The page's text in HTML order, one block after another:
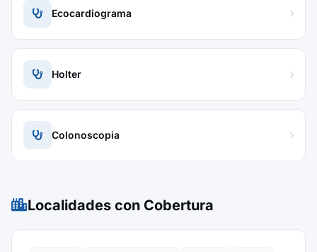
Ecocardiograma
Holter
Colonoscopia
Localidades con Cobertura